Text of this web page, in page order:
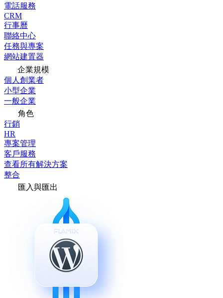
電話服務
CRM
行事曆
聯絡中心
任務與專案
網站建置器
企業規模
個人創業者
小型企業
一般企業
角色
行銷
HR
專案管理
客戶服務
查看所有解決方案
整合
匯入與匯出